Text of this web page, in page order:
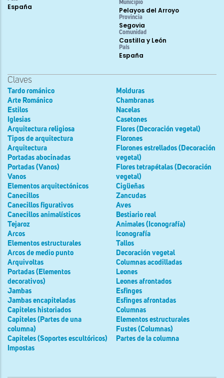
España Municipio
Pelayos del Arroyo
Provincia
Segovia
Comunidad
Castilla y León
País
España
Claves
Tardo románico
Arte Románico
Estilos
Iglesias
Arquitectura religiosa
Tipos de arquitectura
Arquitectura
Portadas abocinadas
Portadas (Vanos)
Vanos
Elementos arquitectónicos
Canecillos
Canecillos figurativos
Canecillos animalísticos
Tejaroz
Arcos
Elementos estructurales
Arcos de medio punto
Arquivoltas
Portadas (Elementos
decorativos)
Jambas
Jambas encapiteladas
Capiteles historiados
Capiteles (Partes de una
columna)
Capiteles (Soportes escultóricos)
Impostas
Molduras
Chambranas
Nacelas
Casetones
Flores (Decoración vegetal)
Florones
Florones estrellados (Decoración
vegetal)
Flores tetrapétalas (Decoración
vegetal)
Cigüeñas
Zancudas
Aves
Bestiario real
Animales (Iconografía)
Iconografía
Tallos
Decoración vegetal
Columnas acodilladas
Leones
Leones afrontados
Esfinges
Esfinges afrontadas
Columnas
Elementos estructurales
Fustes (Columnas)
Partes de la columna